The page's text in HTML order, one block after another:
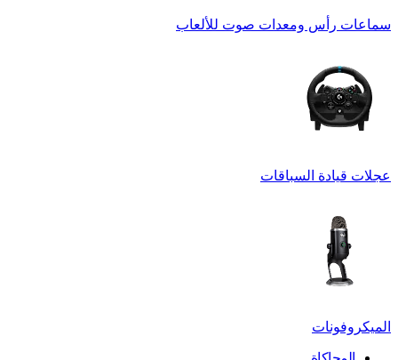
سماعات رأس ومعدات صوت للألعاب
عجلات قيادة السباقات
الميكروفونات